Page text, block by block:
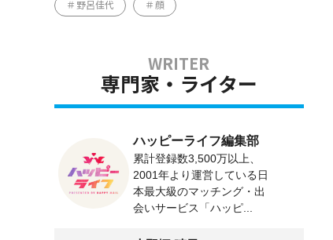
野呂佳代 顔
専門家・ライター
ハッピーライフ編集部
累計登録数3,500万以上、
2001年より運営している日
本最大級のマッチング・出
会いサービス「ハッピ...